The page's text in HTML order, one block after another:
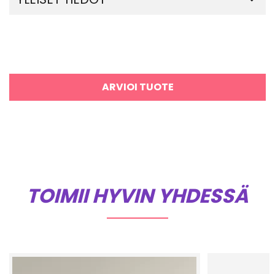
ARVIOI TUOTE
TOIMII HYVIN YHDESSÄ